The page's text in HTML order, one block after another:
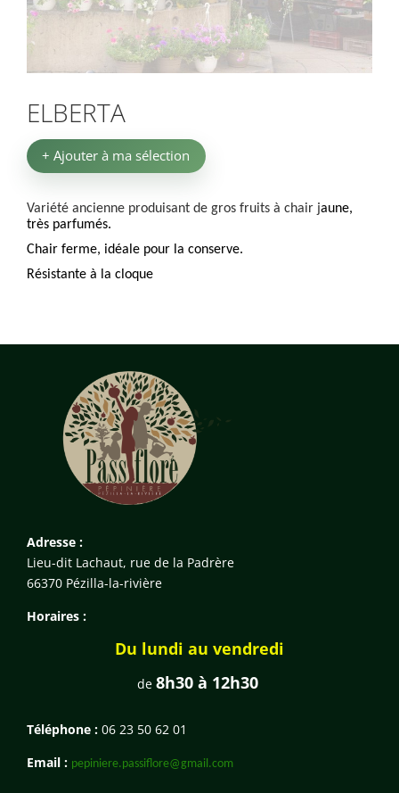
ELBERTA
+ Ajouter à ma sélection
Variété ancienne produisant de gros fruits à chair jaune,
très parfumés.
Chair ferme, idéale pour la conserve.
Résistante à la cloque
Adresse :
Lieu-dit Lachaut, rue de la Padrère
66370 Pézilla-la-rivière
Horaires :
Du lundi au vendredi
de 8h30 à 12h30
Téléphone : 06 23 50 62 01
Email : pepiniere.passiflore@gmail.com